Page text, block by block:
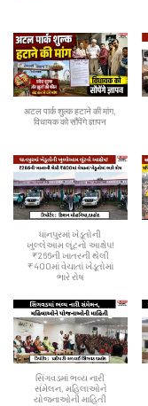
अटल पार्क शुल्क हटाने की मांग,
विधायक को सौंपेंगे ज्ञापन
ધાનપુરમાં ખેડૂતોની
ખુલ્લેઆમ લૂંટનો આક્ષેપ!
₹266ની ખાતરની થેલી
₹400માં વેચાતાં ખેડૂતોમાં
ભારે રોષ
સિંગવડમાં ભવ્ય નારી
સંમેલન, મહિલાઓને
યોજનાઓની માહિતી